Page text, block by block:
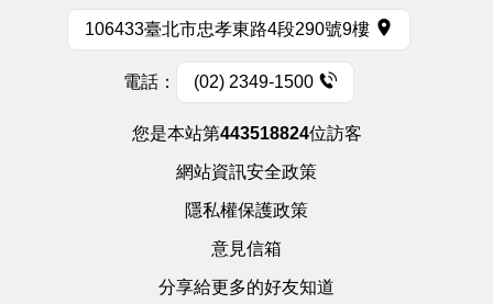
106433臺北市忠孝東路4段290號9樓
電話： (02) 2349-1500
您是本站第443518824位訪客
網站資訊安全政策
隱私權保護政策
意見信箱
分享給更多的好友知道